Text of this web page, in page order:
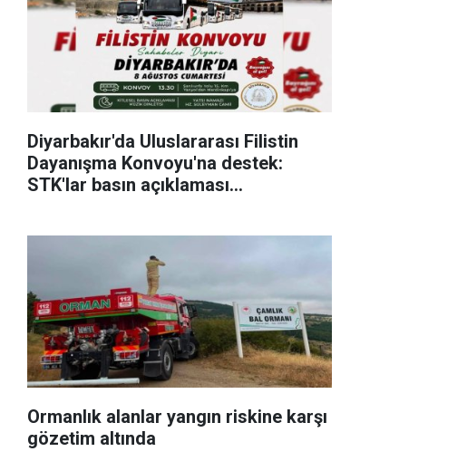
Diyarbakır'da Uluslararası Filistin
Dayanışma Konvoyu'na destek:
STK'lar basın açıklaması
Ormanlık alanlar yangın riskine karşı
gözetim altında